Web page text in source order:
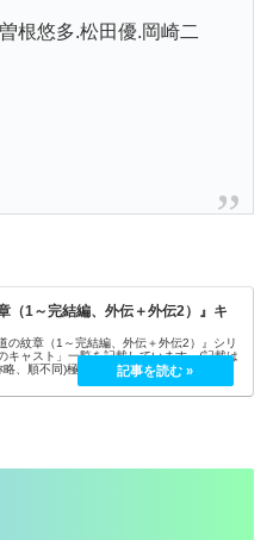
根悠多.松田優.岡崎二
（1～完結編、外伝＋外伝2）』キ
の紋章（1～完結編、外伝＋外伝2）』シリ
キャスト」一覧を記載しています。(記載は
、順不同)極道の紋章シリーズキャスト相
星の話ざっくり漫画こんな人も素敵キャス
極道の紋...